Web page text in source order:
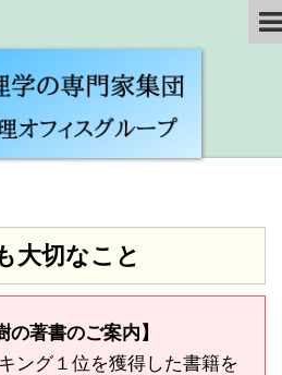
大切なこと
の著書のご案内】
ング１位を獲得した書籍を